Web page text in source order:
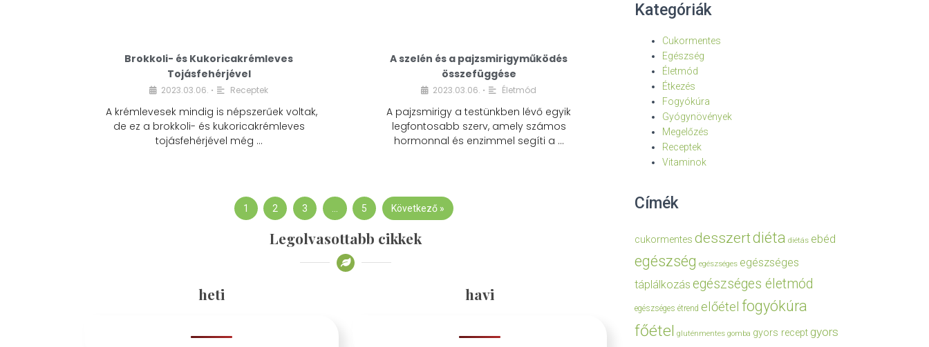
Brokkoli- és Kukoricakrémleves
Tojásfehérjével
2023.03.06. • Receptek
A krémlevesek mindig is népszerűek voltak,
de ez a brokkoli- és kukoricakrémleves
tojásfehérjével még …
A szelén és a pajzsmirigyműködés
összefüggése
2023.03.06. • Életmód
A pajzsmirigy a testünkben lévő egyik
legfontosabb szerv, amely számos
hormonnal és enzimmel segíti a …
1 2 3 5 Következő »
Legolvasottabb cikkek
heti havi
Kategóriák
Cukormentes
Egészség
Életmód
Étkezés
Fogyókúra
Gyógynövények
Megelőzés
Receptek
Vitaminok
Címék
cukormentes desszertdiéta diétás ebéd
egészség egészséges egészséges
táplálkozás egészséges életmód
egészséges étrend előétel fogyókúra
főétel gluténmentes gomba gyors recept gyors